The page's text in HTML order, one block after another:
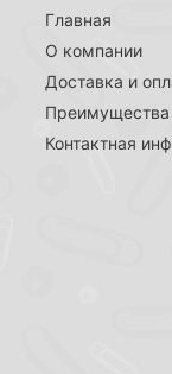
Главная
О компании
Доставка и
Преимущества
Контактная